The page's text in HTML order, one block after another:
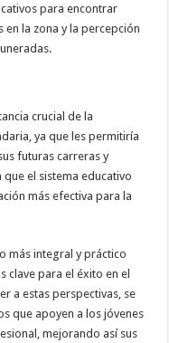
para encontrar
la zona y la percepción
crucial de la
ya que les permitiría
futuras carreras y
el sistema educativo
más efectiva para la
más integral y práctico
clave para el éxito en el
a estas perspectivas, se
que apoyen a los jóvenes
mejorando así sus